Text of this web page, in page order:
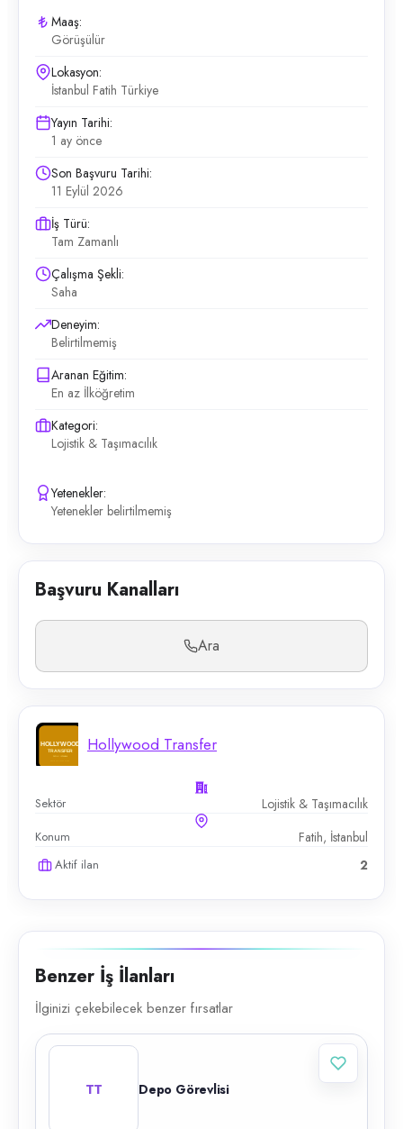
Maaş:
Görüşülür
Lokasyon:
İstanbul Fatih Türkiye
Yayın Tarihi:
1 ay önce
Son Başvuru Tarihi:
11 Eylül 2026
İş Türü:
Tam Zamanlı
Çalışma Şekli:
Saha
Deneyim:
Belirtilmemiş
Aranan Eğitim:
En az İlköğretim
Kategori:
Lojistik & Taşımacılık
Yetenekler:
Yetenekler belirtilmemiş
Başvuru Kanalları
Ara
Hollywood Transfer
Sektör Lojistik & Taşımacılık
Konum Fatih, İstanbul
Aktif ilan 2
Benzer İş İlanları
İlginizi çekebilecek benzer fırsatlar
TT Depo Görevlisi